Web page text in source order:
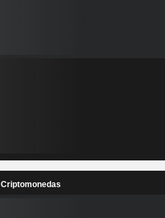
Criptomonedas